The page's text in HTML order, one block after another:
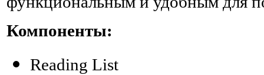
Компоненты:
Reading List